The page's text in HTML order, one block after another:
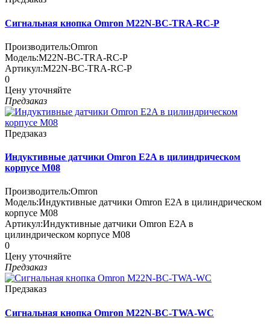
Сигнальная кнопка Omron M22N-BC-TRA-RC-P
Производитель:Omron
Модель:M22N-BC-TRA-RC-P
Артикул:M22N-BC-TRA-RC-P
0
Цену уточняйте
Предзаказ
Предзаказ
Индуктивные датчики Omron E2A в цилиндрическом
корпусе M08
Производитель:Omron
Модель:Индуктивные датчики Omron E2A в цилиндрическом
корпусе M08
Артикул:Индуктивные датчики Omron E2A в
цилиндрическом корпусе M08
0
Цену уточняйте
Предзаказ
Предзаказ
Сигнальная кнопка Omron M22N-BC-TWA-WC